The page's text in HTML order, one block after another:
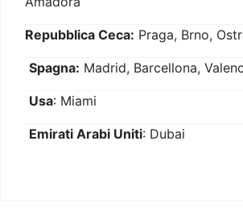
Repubblica Ceca: Praga, Brno,
Spagna: Madrid, Barcellona,
Usa: Miami
Emirati Arabi Uniti: Dubai